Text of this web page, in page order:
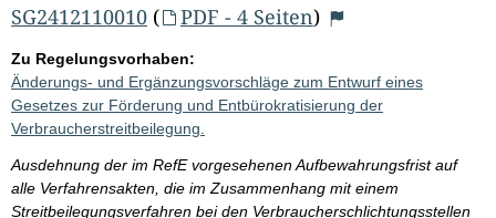
SG2412110010 ( PDF - 4 Seiten)
Zu Regelungsvorhaben:
Änderungs- und Ergänzungsvorschläge zum Entwurf eines
Gesetzes zur Förderung und Entbürokratisierung der
Verbraucherstreitbeilegung.
Ausdehnung der im RefE vorgesehenen Aufbewahrungsfrist auf
alle Verfahrensakten, die im Zusammenhang mit einem
Streitbeilegungsverfahren bei den Verbraucherschlichtungsstellen